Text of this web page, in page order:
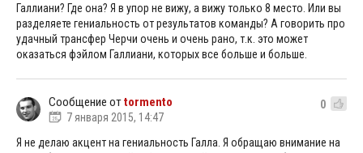
Галлиани? Где она? Я в упор не вижу, а вижу только 8 место. Или вы
разделяете гениальность от результатов команды? А говорить про
удачный трансфер Черчи очень и очень рано, т.к. это может
оказаться фэйлом Галлиани, которых все больше и больше.
Сообщение отtormento
7 января 2015, 14:47
0
Я не делаю акцент на гениальность Галла. Я обращаю внимание на